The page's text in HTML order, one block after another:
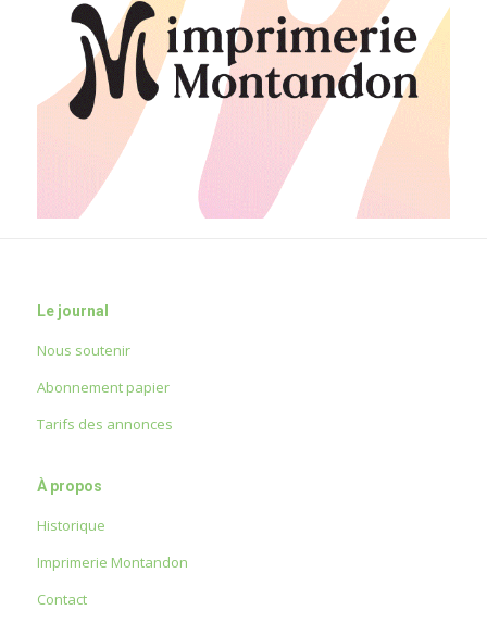
Le journal
Nous soutenir
Abonnement papier
Tarifs des annonces
À propos
Historique
Imprimerie Montandon
Contact